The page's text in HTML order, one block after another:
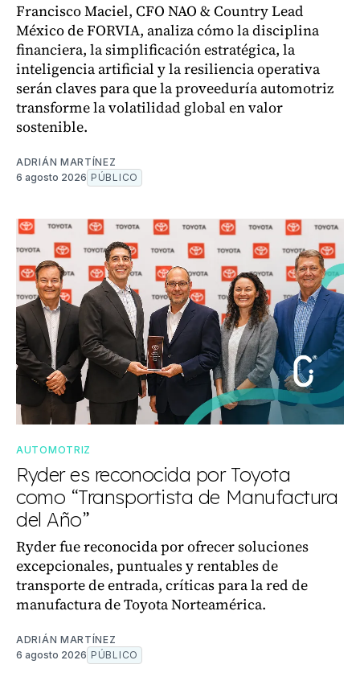
Francisco Maciel, CFO NAO & Country Lead
México de FORVIA, analiza cómo la disciplina
financiera, la simplificación estratégica, la
inteligencia artificial y la resiliencia operativa
serán claves para que la proveeduría automotriz
transforme la volatilidad global en valor
sostenible.
ADRIÁN MARTÍNEZ
6 agosto 2026 PÚBLICO
AUTOMOTRIZ
Ryder es reconocida por Toyota
como “Transportista de Manufactura
del Año”
Ryder fue reconocida por ofrecer soluciones
excepcionales, puntuales y rentables de
transporte de entrada, críticas para la red de
manufactura de Toyota Norteamérica.
ADRIÁN MARTÍNEZ
6 agosto 2026 PÚBLICO